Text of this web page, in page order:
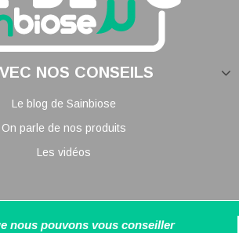
NOS CONSEILS
Le blog de Sainbiose
On parle de nos produits
Les vidéos
nous pouvons vous conseiller